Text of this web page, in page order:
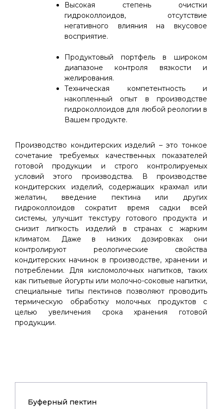
Высокая степень очистки
гидроколлоидов, отсутствие
негативного влияния на вкусовое
восприятие.
Продуктовый портфель в широком
диапазоне контроля вязкости и
желирования.
Техническая компетентность и
накопленный опыт в производстве
гидроколлоидов для любой реологии в
Вашем продукте.
Производство кондитерских изделий – это тонкое
сочетание требуемых качественных показателей
готовой продукции и строго контролируемых
условий этого производства. В производстве
кондитерских изделий, содержащих крахмал или
желатин, введение пектина или других
гидроколлоидов сократит время садки всей
системы, улучшит текстуру готового продукта и
снизит липкость изделий в странах с жарким
климатом. Даже в низких дозировках они
контролируют реологические свойства
кондитерских начинок в производстве, хранении и
потреблении. Для кисломолочных напитков, таких
как питьевые йогурты или молочно-соковые напитки,
специальные типы пектинов позволяют проводить
термическую обработку молочных продуктов с
целью увеличения срока хранения готовой
продукции.
Буферный пектин